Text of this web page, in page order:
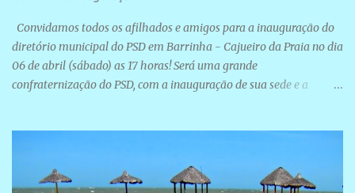
Convidamos todos os afilhados e amigos para a inauguração do
diretório municipal do PSD em Barrinha - Cajueiro da Praia no dia
06 de abril (sábado) as 17 horas! Será uma grande
confraternização do PSD, com a inauguração de sua sede e a